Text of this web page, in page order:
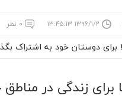
۱۳۹۶/۱/۲ ۱۳:۴۵:۱۳ ۰ نظر
برای دوستان خود به اشتراک
برای زندگی در